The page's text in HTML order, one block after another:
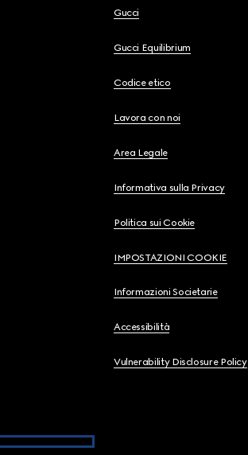
Gucci
Gucci Equilibrium
Codice etico
Lavora con noi
Area Legale
Informativa sulla Privacy
Politica sui Cookie
IMPOSTAZIONI COOKIE
Informazioni Societarie
Accessibilità
Vulnerability Disclosure Policy